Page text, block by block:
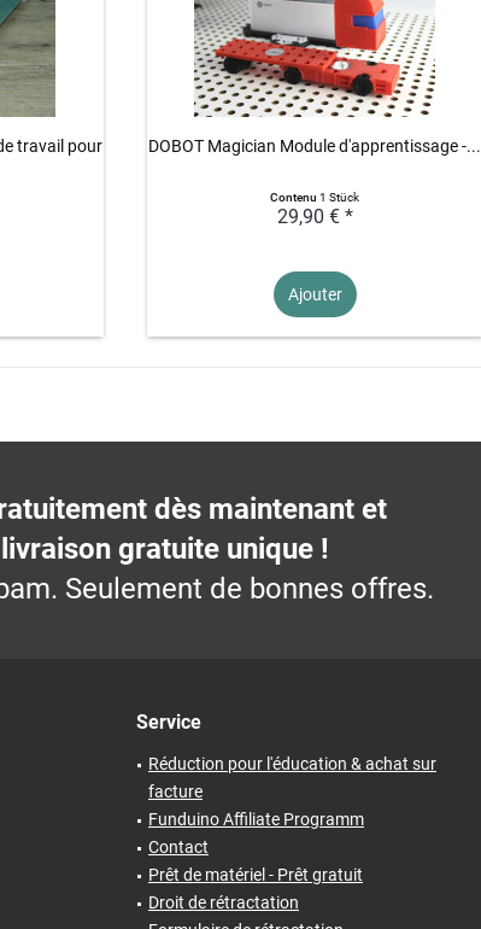
travail pour
DOBOT Magician Module d'apprentissage -...
Contenu1 Stück
29,90 € *
Ajouter
dès maintenant et
gratuite unique !
Seulement de bonnes offres.
Service
Réduction pour l'éducation & achat sur
facture
Funduino Affiliate Programm
Contact
Prêt de matériel - Prêt gratuit
Droit de rétractation